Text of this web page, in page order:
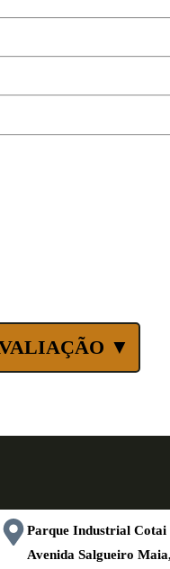
▼
Parque Industrial Cotai
Avenida Salgueiro